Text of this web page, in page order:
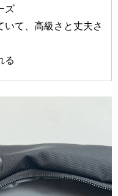
ズ
いて、高級さと丈夫さ
る